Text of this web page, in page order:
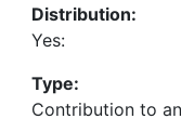
Distribution:
Yes:
Type:
Contribution to